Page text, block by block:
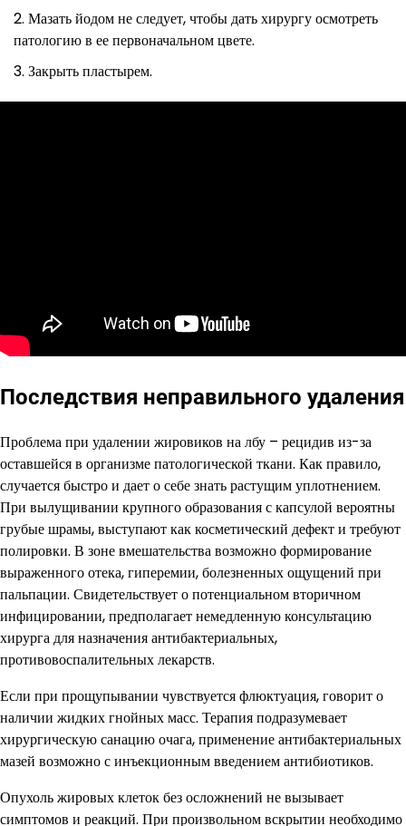
Мазать йодом не следует, чтобы дать хирургу осмотреть
патологию в ее первоначальном цвете.
Закрыть пластырем.
Последствия неправильного удаления
Проблема при удалении жировиков на лбу – рецидив из-за
оставшейся в организме патологической ткани. Как правило,
случается быстро и дает о себе знать растущим уплотнением.
При вылущивании крупного образования с капсулой вероятны
грубые шрамы, выступают как косметический дефект и требуют
полировки. В зоне вмешательства возможно формирование
выраженного отека, гиперемии, болезненных ощущений при
пальпации. Свидетельствует о потенциальном вторичном
инфицировании, предполагает немедленную консультацию
хирурга для назначения антибактериальных,
противовоспалительных лекарств.
Если при прощупывании чувствуется флюктуация, говорит о
наличии жидких гнойных масс. Терапия подразумевает
хирургическую санацию очага, применение антибактериальных
мазей возможно с инъекционным введением антибиотиков.
Опухоль жировых клеток без осложнений не вызывает
симптомов и реакций. При произвольном вскрытии необходимо